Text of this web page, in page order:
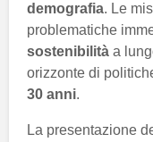
demografia. Le
problematiche
sostenibilità a
orizzonte di
30 anni.
La presentazione